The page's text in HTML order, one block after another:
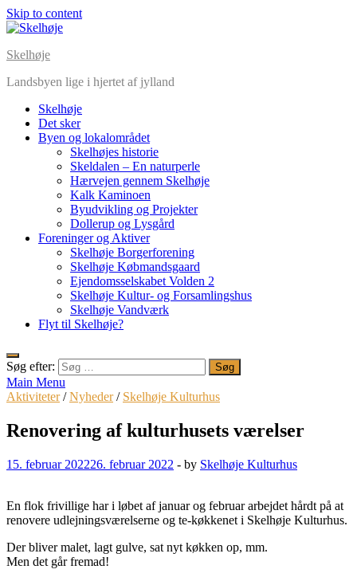
Skip to content
Skelhøje
Landsbyen lige i hjertet af jylland
Skelhøje
Det sker
Byen og lokalområdet
Skelhøjes historie
Skeldalen – En naturperle
Hærvejen gennem Skelhøje
Kalk Kaminoen
Byudvikling og Projekter
Dollerup og Lysgård
Foreninger og Aktiver
Skelhøje Borgerforening
Skelhøje Købmandsgaard
Ejendomsselskabet Volden 2
Skelhøje Kultur- og Forsamlingshus
Skelhøje Vandværk
Flyt til Skelhøje?
Søg efter:
Main Menu
Aktiviteter/Nyheder/ Skelhøje Kulturhus
Renovering af kulturhusets værelser
15. februar 202226. februar 2022 - by Skelhøje Kulturhus
En flok frivillige har i løbet af januar og februar arbejdet hårdt på at
renovere udlejningsværelserne og te-køkkenet i Skelhøje Kulturhus.
Der bliver malet, lagt gulve, sat nyt køkken op, mm.
Men det går fremad!